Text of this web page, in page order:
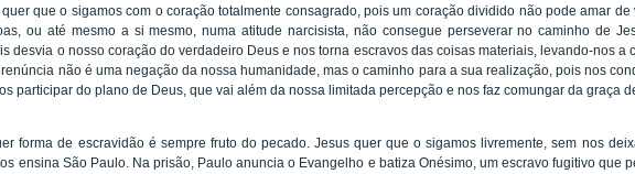
que o sigamos com o coração totalmente consagrado, pois um coração dividido não pode amar
ou até mesmo a si mesmo, numa atitude narcisista, não consegue perseverar no caminho de
desvia o nosso coração do verdadeiro Deus e nos torna escravos das coisas materiais, levando-nos
não é uma negação da nossa humanidade, mas o caminho para a sua realização, pois nos
participar do plano de Deus, que vai além da nossa limitada percepção e nos faz comungar da graça
forma de escravidão é sempre fruto do pecado. Jesus quer que o sigamos livremente, sem nos
ensina São Paulo. Na prisão, Paulo anuncia o Evangelho e batiza Onésimo, um escravo fugitivo que